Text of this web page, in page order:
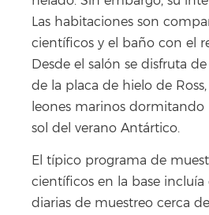
Las habitaciones son
científicos y el baño con el
Desde el salón se disfruta
de la placa de hielo de
leones marinos dormitando
sol del verano Antártico.
El típico programa de
científicos en la base incluía
diarias de muestreo cerca